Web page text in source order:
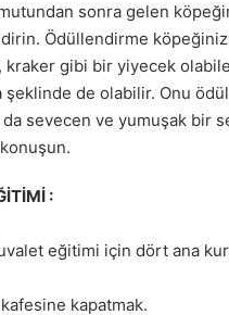
sonra gelen
Ödüllendirme
kraker gibi bir yiyecek
şeklinde de olabilir. Onu
da sevecen ve yumuşak bir
:
eğitimi için dört ana
kapatmak.